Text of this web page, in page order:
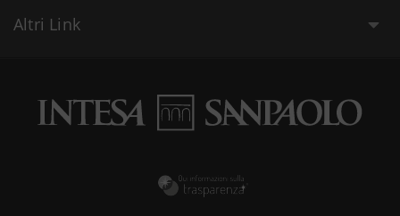
Altri Link